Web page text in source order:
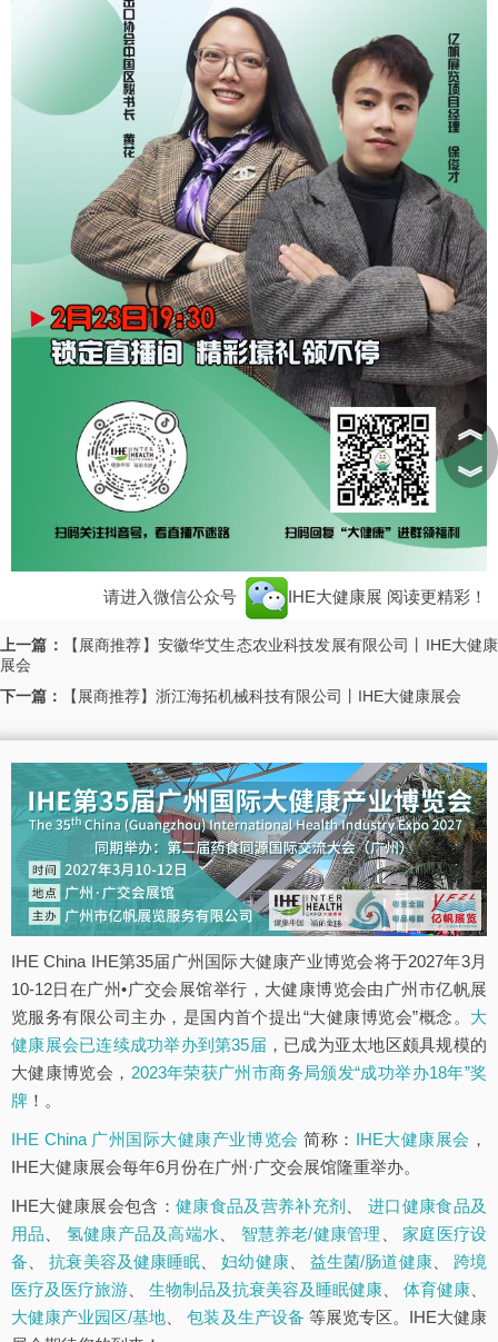
请进入微信公众号 IHE大健康展 阅读更精彩！
上一篇：
【展商推荐】安徽华艾生态农业科技发展有限公司丨IHE大健康
展会
下一篇：
【展商推荐】浙江海拓机械科技有限公司丨IHE大健康展会
IHE China IHE第35届广州国际大健康产业博览会将于2027年3月
10-12日在广州•广交会展馆举行，大健康博览会由广州市亿帆展
览服务有限公司主办，是国内首个提出“大健康博览会”概念。 大
健康展会已连续成功举办到第35届 ，已成为亚太地区颇具规模的
大健康博览会， 2023年荣获广州市商务局颁发“成功举办18年”奖
牌 ！。
IHE China 广州国际大健康产业博览会 简称： IHE大健康展会 ，
IHE大健康展会每年6月份在广州·广交会展馆隆重举办。
IHE大健康展会包含： 健康食品及营养补充剂 、进口健康食品及
用品
氢健康产品及高端水 智慧养老/健康管理 、家庭医疗设
备 、抗衰美容及健康睡眠 、妇幼健康、 益生菌/肠道健康、 跨境
医疗及医疗旅游
生物制品及抗衰美容及睡眠健康 体育健康
大健康产业园区/基地 、包装及生产设备 等展览专区。IHE大健康
︽
︾